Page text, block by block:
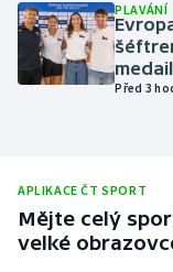
Plavání
Plážový volejbal
Rychlostní
PLAVÁNÍ
Před 3
APLIKACE ČT SPORT
Mějte celý
velké